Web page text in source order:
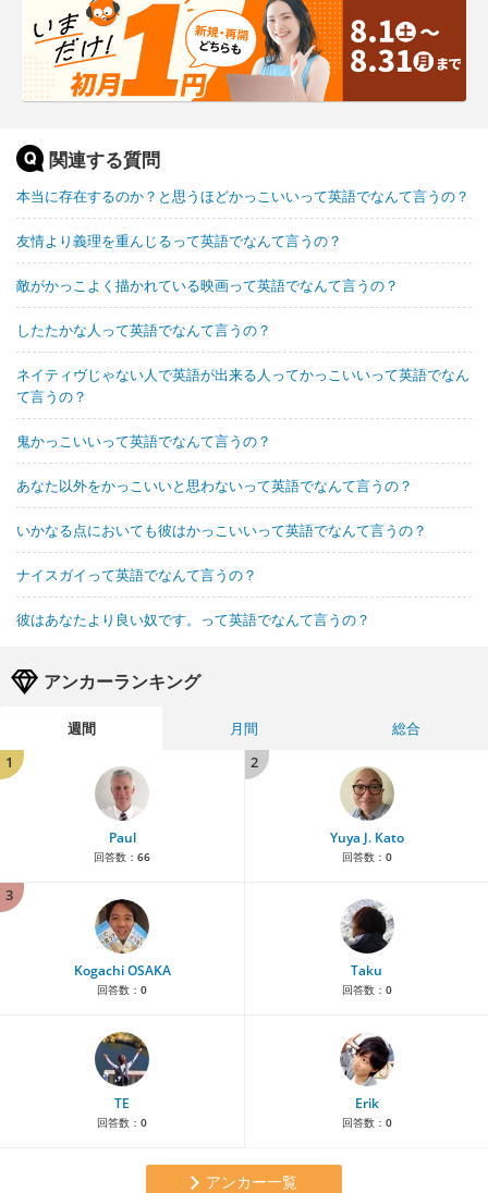
関連する質問
本当に存在するのか？と思うほどかっこいいって英語でなんて言うの？
友情より義理を重んじるって英語でなんて言うの？
敵がかっこよく描かれている映画って英語でなんて言うの？
したたかな人って英語でなんて言うの？
ネイティヴじゃない人で英語が出来る人ってかっこいいって英語でなん
て言うの？
鬼かっこいいって英語でなんて言うの？
あなた以外をかっこいいと思わないって英語でなんて言うの？
いかなる点においても彼はかっこいいって英語でなんて言うの？
ナイスガイって英語でなんて言うの？
彼はあなたより良い奴です。って英語でなんて言うの？
アンカーランキング
週間 月間
総合
1
Paul
回答数： 66
2
Yuya J. Kato
回答数： 0
3
Kogachi OSAKA
回答数： 0
Taku
回答数： 0
TE
回答数： 0
Erik
回答数： 0
アンカー一覧